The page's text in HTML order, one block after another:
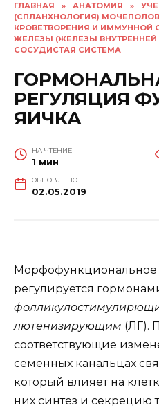
ГЛАВНАЯ » АНАТОМИЯ »
(СПЛАНХНОЛОГИЯ)
КРОВЕТВОРЕНИЯ И
ЖЕЛЕЗЫ (ЖЕЛЕЗЫ
СОСУДИСТАЯ СИСТЕМА
РЕГУЛЯЦИЯ
ЯИЧКА
НА ЧТЕНИЕ
1 мин
ОБНОВЛЕНО
02.05.2019
Морфофункциональное
регулируется
лютенизирующим (ЛГ).
соответствующие
семенных канальцах
который влияет на
них синтез и секрецию